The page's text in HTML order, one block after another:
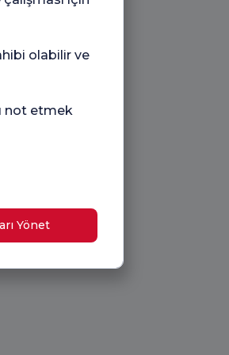
olabilir ve
not etmek
Yönet